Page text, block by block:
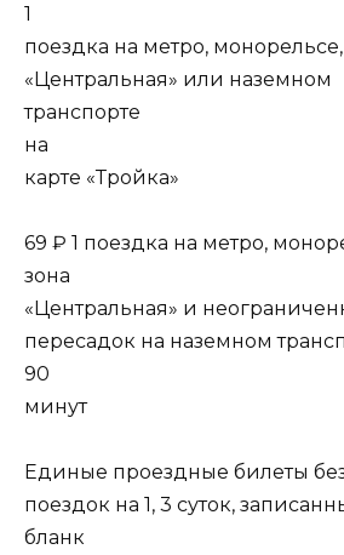
1
поездка на метро,
«Центральная» или наземном
транспорте
на
карте «Тройка»
69 ₽ 1 поездка на метро,
зона
«Центральная» и
пересадок на наземном
90
минут
Единые проездные билеты
поездок на 1, 3 суток,
бланк